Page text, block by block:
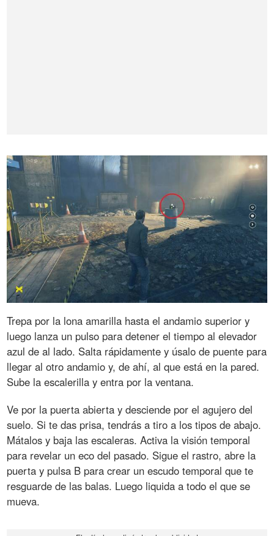
Trepa por la lona amarilla hasta el andamio superior y
luego lanza un pulso para detener el tiempo al elevador
azul de al lado. Salta rápidamente y úsalo de puente para
llegar al otro andamio y, de ahí, al que está en la pared.
Sube la escalerilla y entra por la ventana.
Ve por la puerta abierta y desciende por el agujero del
suelo. Si te das prisa, tendrás a tiro a los tipos de abajo.
Mátalos y baja las escaleras. Activa la visión temporal
para revelar un eco del pasado. Sigue el rastro, abre la
puerta y pulsa B para crear un escudo temporal que te
resguarde de las balas. Luego liquida a todo el que se
mueva.